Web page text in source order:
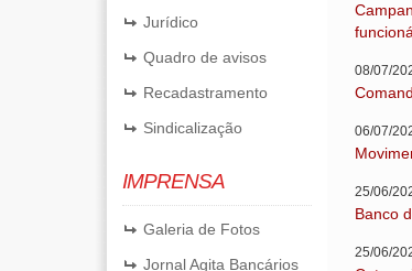
Jurídico
Quadro de avisos
Recadastramento
Sindicalização
IMPRENSA
Galeria de Fotos
Jornal Agita Bancários
08/07/
06/07/
25/06/
Banco
25/06/